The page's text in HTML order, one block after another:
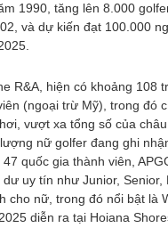
1990, tăng lên 8.000
và dự kiến đạt 100.000
R&A, hiện có khoảng 108
(ngoại trừ Mỹ), trong đó
vượt xa tổng số của
nữ golfer đang ghi
quốc gia thành viên,
uy tín như Junior, Senior,
cho nữ, trong đó nổi bật là
diễn ra tại Hoiana